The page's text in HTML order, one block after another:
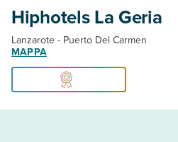
Hiphotels La Geria
Lanzarote - Puerto Del Carmen
MAPPA